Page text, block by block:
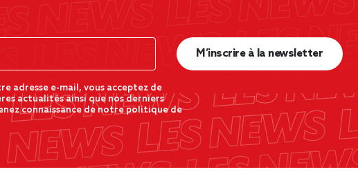
adresse e-mail, vous acceptez de
actualités ainsi que nos derniers
connaissance de notre politique de
M’inscrire à la newsletter